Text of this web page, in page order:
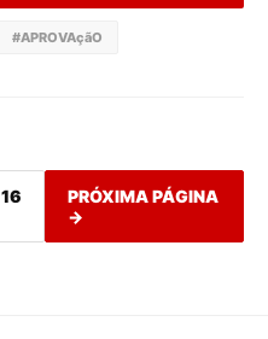
#APROVAçãO
16
PRÓXIMA PÁGINA
→